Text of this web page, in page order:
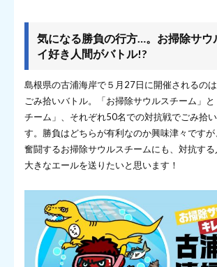
気になる勝負の行方…。お掃除サウ
イ好き人間がバトル!?
島根県の古浦海岸で５月27日に開催されるの
ごみ拾いバトル。「お掃除サウルスチーム」
チーム」、それぞれ50名での対抗戦でごみ拾
す。勝負はどちらが有利なのか興味津々です
奮闘するお掃除サウルスチームにも、対抗する
大きなエールを送りたいと思います！